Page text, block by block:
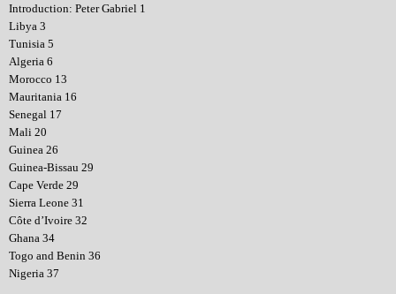
Introduction: Peter Gabriel 1
Libya 3
Tunisia 5
Algeria 6
Morocco 13
Mauritania 16
Senegal 17
Mali 20
Guinea 26
Guinea-Bissau 29
Cape Verde 29
Sierra Leone 31
Côte d’Ivoire 32
Ghana 34
Togo and Benin 36
Nigeria 37